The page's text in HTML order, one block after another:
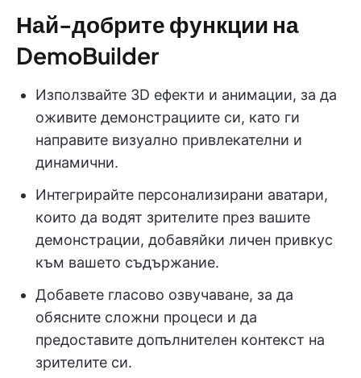
Най-добрите функции на
DemoBuilder
Използвайте 3D ефекти и анимации, за да
оживите демонстрациите си, като ги
направите визуално привлекателни и
динамични.
Интегрирайте персонализирани аватари,
които да водят зрителите през вашите
демонстрации, добавяйки личен привкус
към вашето съдържание.
Добавете гласово озвучаване, за да
обясните сложни процеси и да
предоставите допълнителен контекст на
зрителите си.